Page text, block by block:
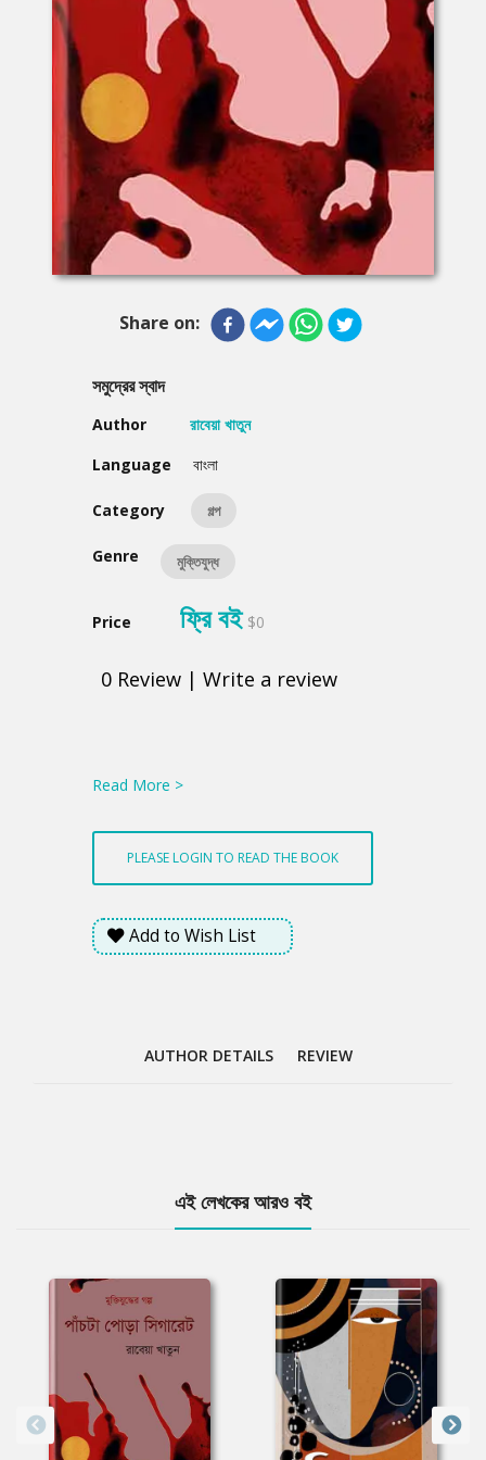
Share on:
সমুদ্রের স্বাদ
Author
রাবেয়া খাতুন
Language
বাংলা
Category গল্প
Genre মুক্তিযুদ্ধ
Price ফ্রি বই $0
0 Review | Write a review
Read More >
PLEASE LOGIN TO READ THE BOOK
Add to Wish List
AUTHOR DETAILS REVIEW
এই লেখকের আরও বই